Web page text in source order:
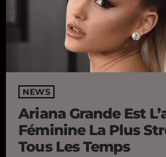
NEWS
Ariana Grande Est
Féminine La Plus
Tous Les Temps